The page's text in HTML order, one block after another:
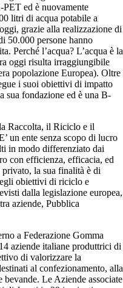
ed è nuovamente
litri di acqua potabile a
grazie alla realizzazione di
50.000 persone hanno
Perché l’acqua? L’acqua è la
oggi risulta irraggiungibile
popolazione Europea). Oltre
i suoi obiettivi di impatto
sua fondazione ed è una B-
Raccolta, il Riciclo e il
un ente senza scopo di lucro
in modo differenziato dai
con efficienza, efficacia, ed
la sua finalità è di
obiettivi di riciclo e
dalla legislazione europea,
aziende, Pubblica
a Federazione Gomma
aziende italiane produttrici di
di valorizzare la
al confezionamento, alla
Le Aziende associate